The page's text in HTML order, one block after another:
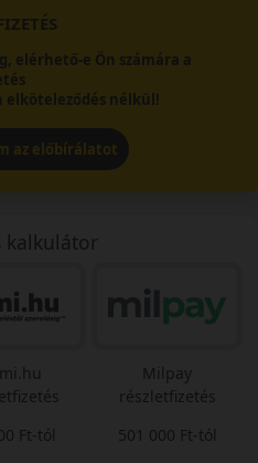
elérhető-e Ön számára a
elköteleződés nélkül!
az előbírálatot
kalkulátor
Ft-tól
Milpay
részletfizetés
501 000 Ft-tól